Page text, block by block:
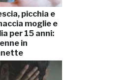
picchia e
moglie e
per 15 anni:
in